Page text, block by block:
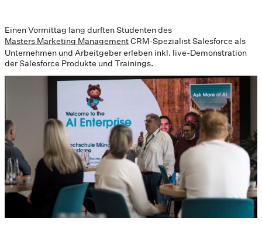
Einen Vormittag lang durften Studenten des
Masters Marketing ManagementCRM-Spezialist Salesforce als
Unternehmen und Arbeitgeber erleben inkl. live-Demonstration
der Salesforce Produkte und Trainings.